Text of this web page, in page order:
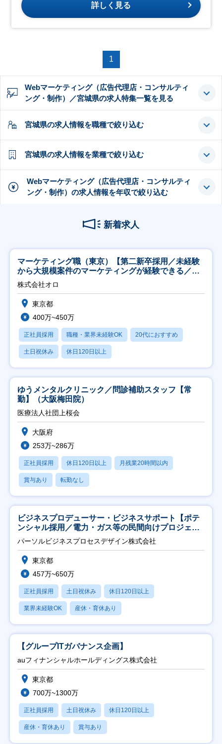
詳しく見る
1
Webマーケティング（広告代理店・コンサルティ
ング・制作）／宮城県の求人特集一覧を見る
宮城県の求人情報を職種で絞り込む
宮城県の求人情報を業種で絞り込む
Webマーケティング（広告代理店・コンサルティ
ング・制作）の求人情報を年収で絞り込む
新着求人
マーケティング職（東京）【第二新卒採用／未経験
から大規模案件のマーケティングが経験できる／研
修充実】
株式会社オロ
東京都
400万~450万
正社員採用 職種・業界未経験OK 20代におすすめ
土日祝休み 休日120日以上
ゆうメンタルクリニック／問診補助スタッフ【常
勤】（大阪梅田院）
医療法人社団上桜会
大阪府
253万~286万
正社員採用 休日120日以上 月残業20時間以内
賞与あり 転勤なし
ビジネスプロデューサー・ビジネスサポート【ポテ
ンシャル採用／電力・ガス等の民間向けプロジェク
ト推進】
パーソルビジネスプロセスデザイン株式会社
東京都
457万~650万
正社員採用 土日祝休み 休日120日以上
業界未経験OK 産休・育休あり
【グループITガバナンス企画】
auフィナンシャルホールディングス株式会社
東京都
700万~1300万
正社員採用 土日祝休み 休日120日以上
産休・育休あり 賞与あり